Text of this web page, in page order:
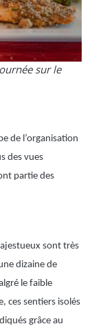
sur le
de l’organisation
des vues
partie des
sont très
dizaine de
le faible
ces sentiers isolés
grâce au